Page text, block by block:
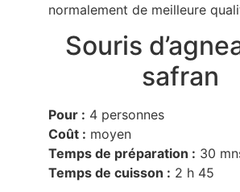
normalement de meilleure
Souris
safran
Pour : 4 personnes
Coût : moyen
Temps de préparation : 30
Temps de cuisson : 2 h 45